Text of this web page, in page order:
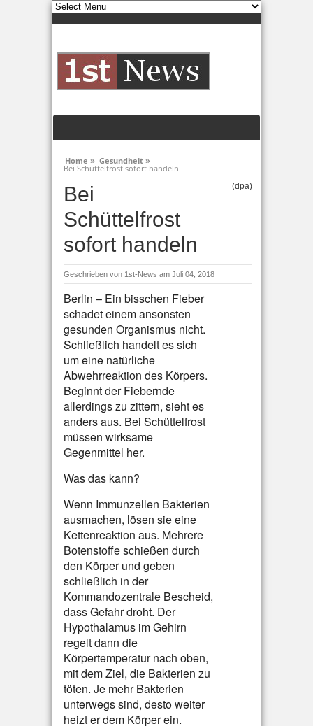
Home » Gesundheit »
Bei Schüttelfrost sofort handeln
Bei
Schüttelfrost
sofort handeln
(dpa)
Geschrieben von 1st-News am Juli 04, 2018
Berlin – Ein bisschen Fieber
schadet einem ansonsten
gesunden Organismus nicht.
Schließlich handelt es sich
um eine natürliche
Abwehrreaktion des Körpers.
Beginnt der Fiebernde
allerdings zu zittern, sieht es
anders aus. Bei Schüttelfrost
müssen wirksame
Gegenmittel her.
Was das kann?
Wenn Immunzellen Bakterien
ausmachen, lösen sie eine
Kettenreaktion aus. Mehrere
Botenstoffe schießen durch
den Körper und geben
schließlich in der
Kommandozentrale Bescheid,
dass Gefahr droht. Der
Hypothalamus im Gehirn
regelt dann die
Körpertemperatur nach oben,
mit dem Ziel, die Bakterien zu
töten. Je mehr Bakterien
unterwegs sind, desto weiter
heizt er dem Körper ein.